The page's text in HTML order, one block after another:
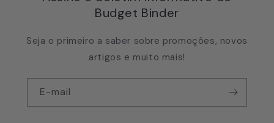
Budget Binder
Seja o primeiro a saber sobre promoções, novos
artigos e muito mais!
E-mail